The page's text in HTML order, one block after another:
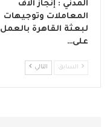
المدني : إنجاز آلاف
المعاملات وتوجيهات
لبعثة القاهرة بالعمل
على…
السابق التالي